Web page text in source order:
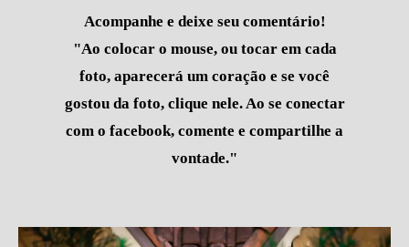
Acompanhe e deixe seu comentário!
"Ao colocar o mouse, ou tocar em cada
foto, aparecerá um coração e se você
gostou da foto, clique nele. Ao se conectar
com o facebook, comente e compartilhe a
vontade."